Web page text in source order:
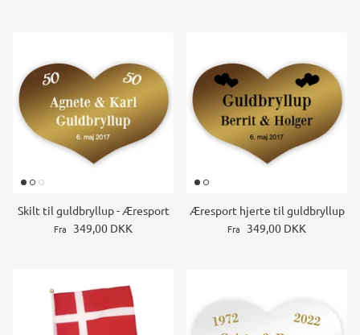
Skilt til guldbryllup - Æresport
Fra 349,00 DKK
Æresport hjerte til guldbryllup
Fra 349,00 DKK